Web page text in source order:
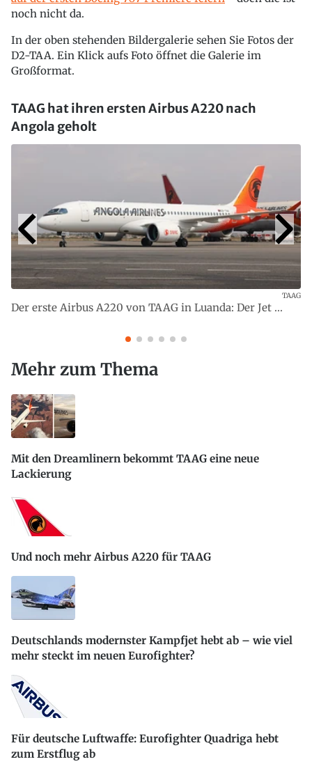
noch nicht da.
In der oben stehenden Bildergalerie sehen Sie Fotos der
D2-TAA. Ein Klick aufs Foto öffnet die Galerie im
Großformat.
TAAG hat ihren ersten Airbus A220 nach
Angola geholt
Der erste Airbus A220 von TAAG in Luanda: Der Jet ...
TAAG
Mehr zum Thema
Mit den Dreamlinern bekommt TAAG eine neue
Lackierung
Und noch mehr Airbus A220 für TAAG
Deutschlands modernster Kampfjet hebt ab – wie viel
mehr steckt im neuen Eurofighter?
Für deutsche Luftwaffe: Eurofighter Quadriga hebt
zum Erstflug ab